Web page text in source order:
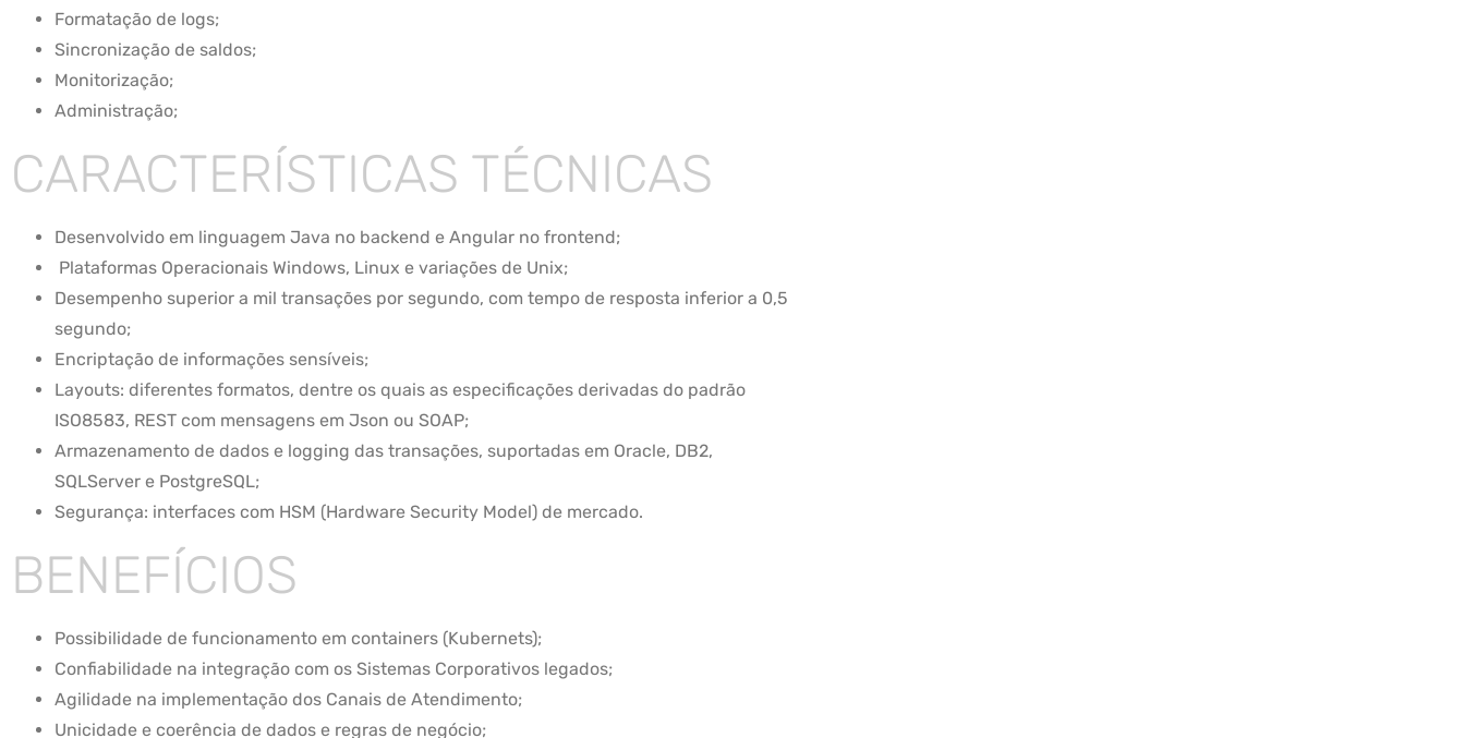
Formatação de logs;
Sincronização de saldos;
Monitorização;
Administração;
CARACTERÍSTICAS TÉCNICAS
Desenvolvido em linguagem Java no backend e Angular no frontend;
Plataformas Operacionais Windows, Linux e variações de Unix;
Desempenho superior a mil transações por segundo, com tempo de resposta inferior a 0,5
segundo;
Encriptação de informações sensíveis;
Layouts: diferentes formatos, dentre os quais as especificações derivadas do padrão
ISO8583, REST com mensagens em Json ou SOAP;
Armazenamento de dados e logging das transações, suportadas em Oracle, DB2,
SQLServer e PostgreSQL;
Segurança: interfaces com HSM (Hardware Security Model) de mercado.
BENEFÍCIOS
Possibilidade de funcionamento em containers (Kubernets);
Confiabilidade na integração com os Sistemas Corporativos legados;
Agilidade na implementação dos Canais de Atendimento;
Unicidade e coerência de dados e regras de negócio;